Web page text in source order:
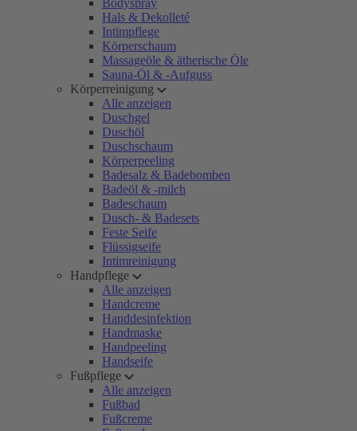
Bodyspray
Hals & Dekolleté
Intimpflege
Körperschaum
Massageöle & ätherische Öle
Sauna-Öl & -Aufguss
Körperreinigung
Alle anzeigen
Duschgel
Duschöl
Duschschaum
Körperpeeling
Badesalz & Badebomben
Badeöl & -milch
Badeschaum
Dusch- & Badesets
Feste Seife
Flüssigseife
Intimreinigung
Handpflege
Alle anzeigen
Handcreme
Handdesinfektion
Handmaske
Handpeeling
Handseife
Fußpflege
Alle anzeigen
Fußbad
Fußcreme